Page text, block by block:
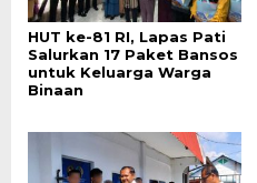
HUT ke-81 RI, Lapas Pati
Salurkan 17 Paket Bansos
untuk Keluarga Warga
Binaan